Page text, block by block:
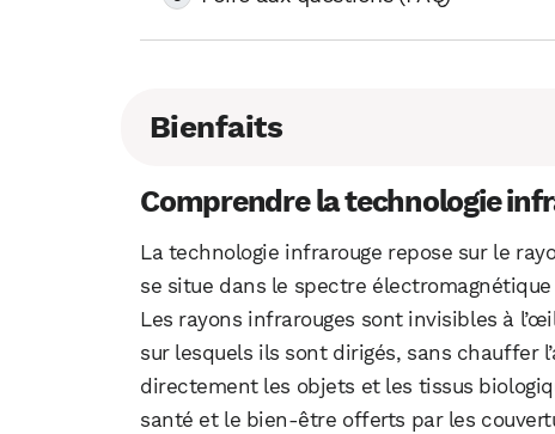
Bienfaits
Comprendre la technologie
La technologie infrarouge repose sur le
se situe dans le spectre
Les rayons infrarouges sont invisibles à
sur lesquels ils sont dirigés, sans chauffer
directement les objets et les tissus
santé et le bien-être offerts par les